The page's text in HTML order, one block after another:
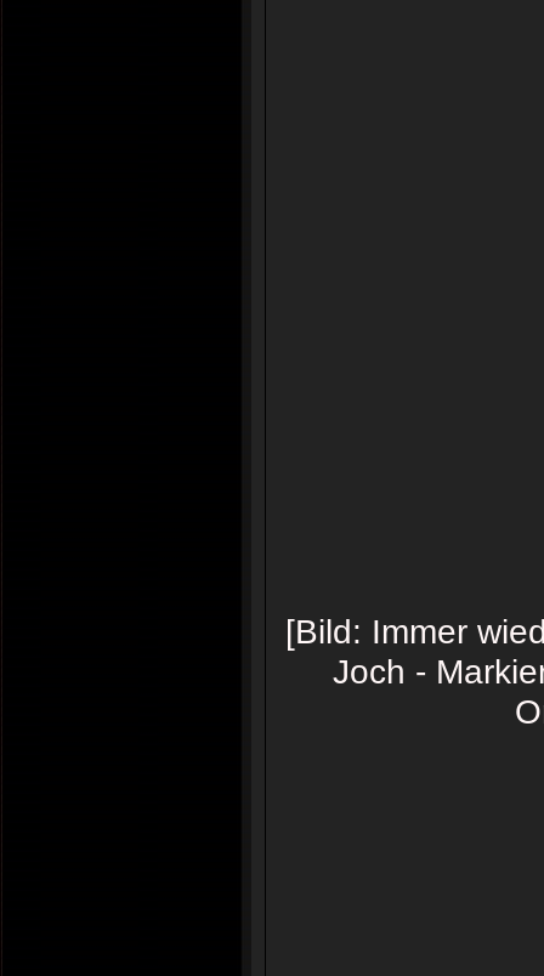
[Bild: Immer
Joch -